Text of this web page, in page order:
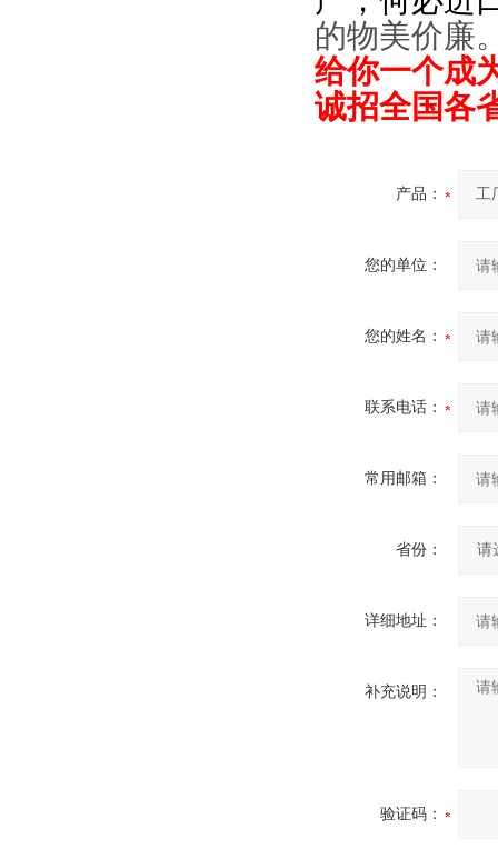
的物美价廉
给你一个成
诚招全国各
产品：
您的单位：
您的姓名：
联系电话：
常用邮箱：
省份：
详细地址：
补充说明：
验证码：